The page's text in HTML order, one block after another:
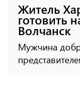
Житель
готовить
Волчанск
Мужчина